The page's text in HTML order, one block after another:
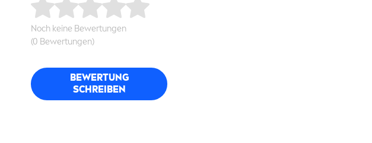
Noch keine Bewertungen
(0 Bewertungen)
BEWERTUNG
SCHREIBEN